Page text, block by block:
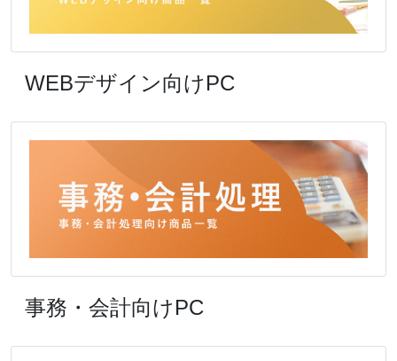
WEBデザイン向けPC
事務・会計向けPC